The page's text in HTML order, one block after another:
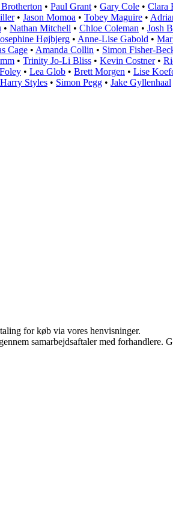
• Paul Grant • Gary Cole • Clara
• Jason Momoa • Tobey Maguire •
• Nathan Mitchell • Chloe Coleman • Josh
Højbjerg • Anne-Lise Gabold •
Cage • Amanda Collin • Simon Fisher-
• Trinity Jo-Li Bliss • Kevin Costner•
• Lea Glob • Brett Morgen • Lise
Harry Styles • Simon Pegg • Jake Gyllenhaal
for køb via vores henvisninger.
samarbejdsaftaler med forhandlere.